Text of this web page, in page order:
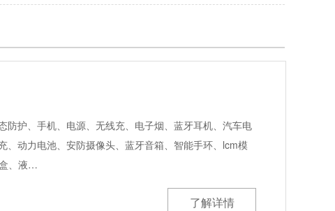
防护、手机、电源、无线充、电子烟、蓝牙耳机、汽车电
、动力电池、安防摄像头、蓝牙音箱、智能手环、lcm模
、液…
了解详情